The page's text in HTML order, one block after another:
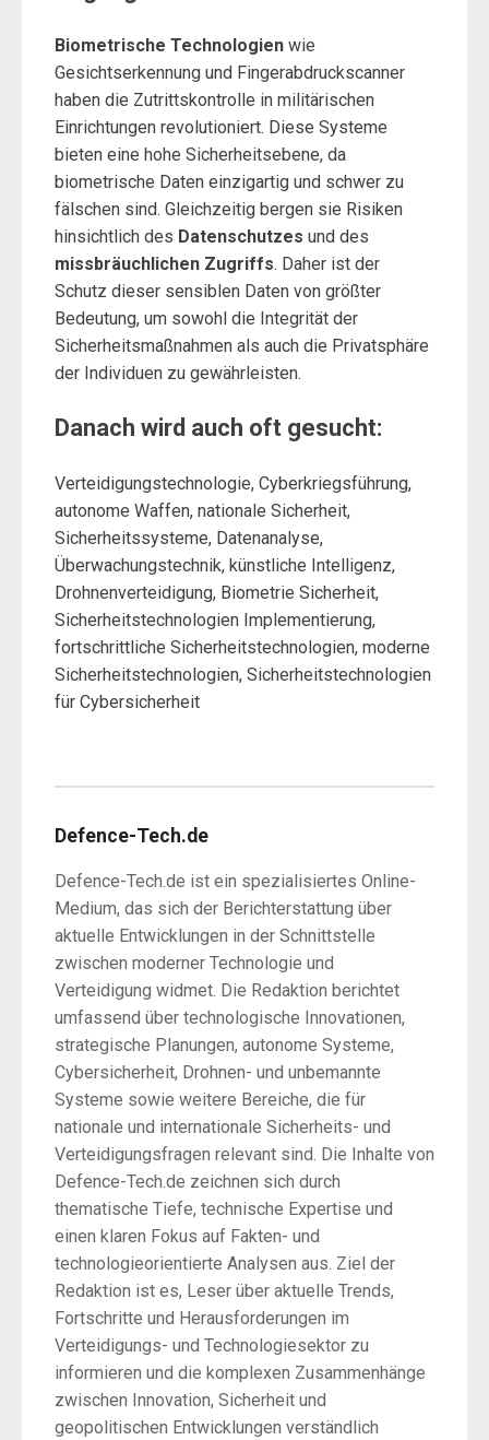
Biometrische Technologien wie
Gesichtserkennung und Fingerabdruckscanner
haben die Zutrittskontrolle in militärischen
Einrichtungen revolutioniert. Diese Systeme
bieten eine hohe Sicherheitsebene, da
biometrische Daten einzigartig und schwer zu
fälschen sind. Gleichzeitig bergen sie Risiken
hinsichtlich des Datenschutzes und des
missbräuchlichen Zugriffs. Daher ist der
Schutz dieser sensiblen Daten von größter
Bedeutung, um sowohl die Integrität der
Sicherheitsmaßnahmen als auch die Privatsphäre
der Individuen zu gewährleisten.
Danach wird auch oft gesucht:
Verteidigungstechnologie, Cyberkriegsführung,
autonome Waffen, nationale Sicherheit,
Sicherheitssysteme, Datenanalyse,
Überwachungstechnik, künstliche Intelligenz,
Drohnenverteidigung, Biometrie Sicherheit,
Sicherheitstechnologien Implementierung,
fortschrittliche Sicherheitstechnologien, moderne
Sicherheitstechnologien, Sicherheitstechnologien
für Cybersicherheit
Defence-Tech.de
Defence-Tech.de ist ein spezialisiertes Online-
Medium, das sich der Berichterstattung über
aktuelle Entwicklungen in der Schnittstelle
zwischen moderner Technologie und
Verteidigung widmet. Die Redaktion berichtet
umfassend über technologische Innovationen,
strategische Planungen, autonome Systeme,
Cybersicherheit, Drohnen- und unbemannte
Systeme sowie weitere Bereiche, die für
nationale und internationale Sicherheits- und
Verteidigungsfragen relevant sind. Die Inhalte von
Defence-Tech.de zeichnen sich durch
thematische Tiefe, technische Expertise und
einen klaren Fokus auf Fakten- und
technologieorientierte Analysen aus. Ziel der
Redaktion ist es, Leser über aktuelle Trends,
Fortschritte und Herausforderungen im
Verteidigungs- und Technologiesektor zu
informieren und die komplexen Zusammenhänge
zwischen Innovation, Sicherheit und
geopolitischen Entwicklungen verständlich